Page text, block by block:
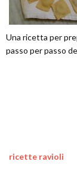
Una ricetta per
passo per passo
ricette ravioli